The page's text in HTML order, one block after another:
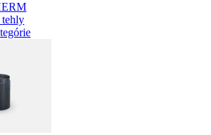
tehly